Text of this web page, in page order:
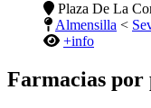
Plaza De La
Almensilla <
+info
Farmacias por